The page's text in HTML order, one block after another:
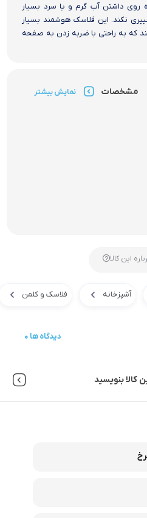
روی داشتن آب گرم و یا سرد بسیار
نکند. این فلاسک هوشمند بسیار
که به راحتی با ضربه زدن به صفحه
مشخصات نمایش بیشتر
این کالا
آشپزخانه فلاسک و کلمن
0 دیدگاه ها
کالا بنویسید